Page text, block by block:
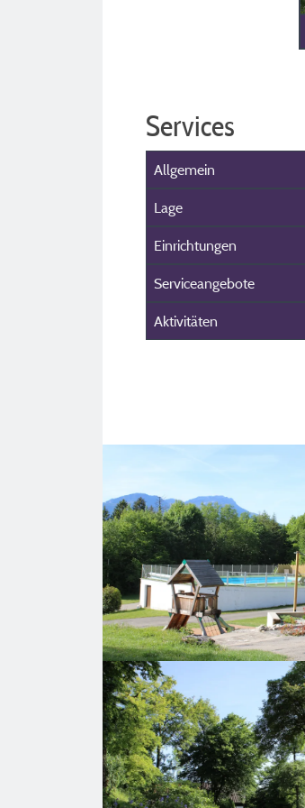
Services
Allgemein
Lage
Einrichtungen
Serviceangebote
Aktivitäten